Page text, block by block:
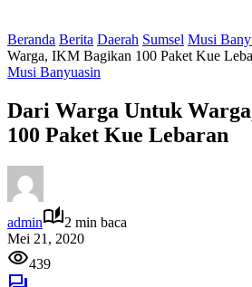
Beranda Berita Daerah Sumsel Musi
Warga, IKM Bagikan 100 Paket Kue
Musi Banyuasin
Dari Warga Untuk
100 Paket Kue Lebaran
admin
2 min baca
Mei 21, 2020
439